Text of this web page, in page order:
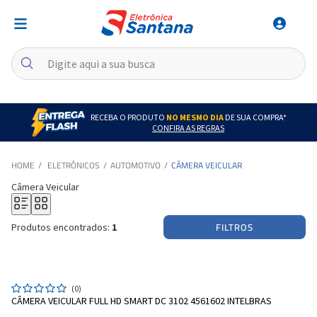
RECEBA O PRODUTO NO MESMO DIADE SUA COMPRA*
CONFIRA AS REGRAS
ELETRÔNICOS AUTOMOTIVO CÂMERA VEICULAR
Câmera Veicular
Produtos encontrados: 1 FILTROS
(0)
CÂMERA VEICULAR FULL HD SMART DC 3102 4561602 INTELBRAS